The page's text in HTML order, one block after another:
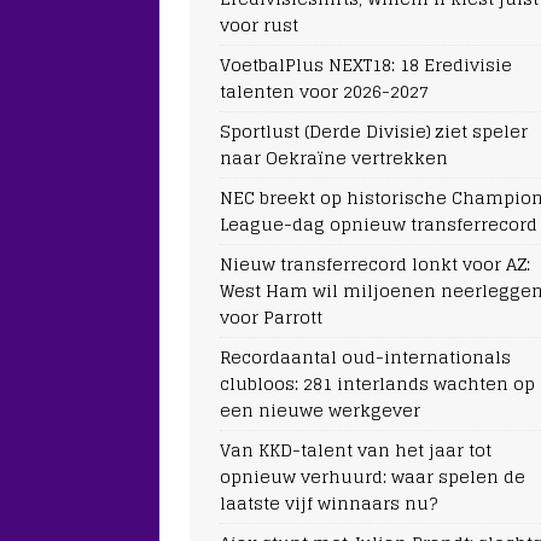
voor rust
VoetbalPlus NEXT18: 18 Eredivisie
talenten voor 2026-2027
Sportlust (Derde Divisie) ziet speler
naar Oekraïne vertrekken
NEC breekt op historische
League-dag opnieuw transferrecord
Nieuw transferrecord lonkt voor AZ:
West Ham wil miljoenen
voor Parrott
Recordaantal oud-internationals
clubloos: 281 interlands wachten op
een nieuwe werkgever
Van KKD-talent van het jaar tot
opnieuw verhuurd: waar spelen de
laatste vijf winnaars nu?